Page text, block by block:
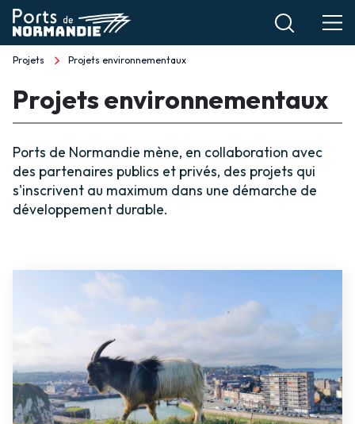
Aller
au
contenu
principal
Fil
d'Ariane
Projets Projets environnementaux
Projets environnementaux
Ports de Normandie mène, en collaboration avec
des partenaires publics et privés, des projets qui
s'inscrivent au maximum dans une démarche de
développement durable.